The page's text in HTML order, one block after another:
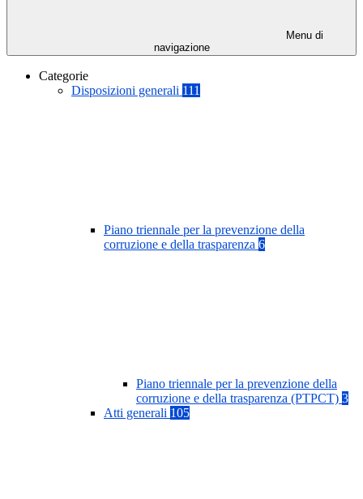
Menu di
navigazione
Categorie
Disposizioni generali 111
Piano triennale per la prevenzione della
corruzione e della trasparenza 6
Piano triennale per la prevenzione della
corruzione e della trasparenza (PTPCT) 3
Atti generali 105